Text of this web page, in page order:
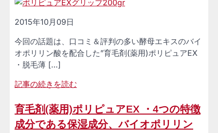
2015年10月09日
今回の話題は、口コミ＆評判の多い酵母エキスのバイ
オポリリン酸を配合した”育毛剤(薬用)ポリピュアEX
・脱毛薄 […]
記事の続きを読む
育毛剤(薬用)ポリピュアEX ・4つの特徴
成分である保湿成分、バイオポリリン